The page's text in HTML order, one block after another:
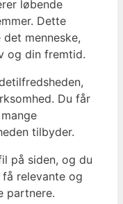
løbende
Dette
menneske,
og din fremtid.
Du får
tilbyder.
på siden, og du
relevante og
partnere.